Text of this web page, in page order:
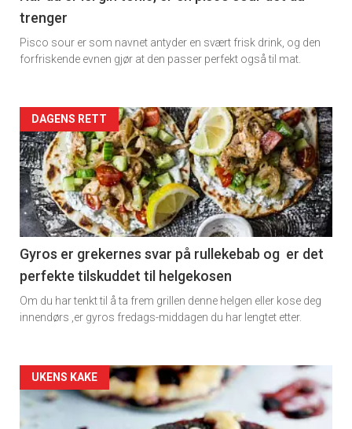
Dagens
rett
trenger
Pisco sour er som navnet antyder en svært frisk drink, og den
forfriskende evnen gjør at den passer perfekt også til mat.
Artikler
detail
-
section
11
Dagens
rett
DAGENS RETT
Gyros er grekernes svar på rullekebab og er det
perfekte tilskuddet til helgekosen
Om du har tenkt til å ta frem grillen denne helgen eller kose deg
innendørs ,er gyros fredags-middagen du har lengtet etter.
Artikler
detail
UKENS KAKE